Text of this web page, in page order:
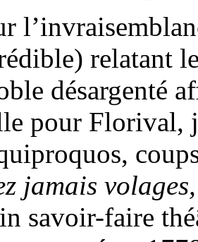
relatant
désargenté
pour Florival,
jamais
savoir-faire